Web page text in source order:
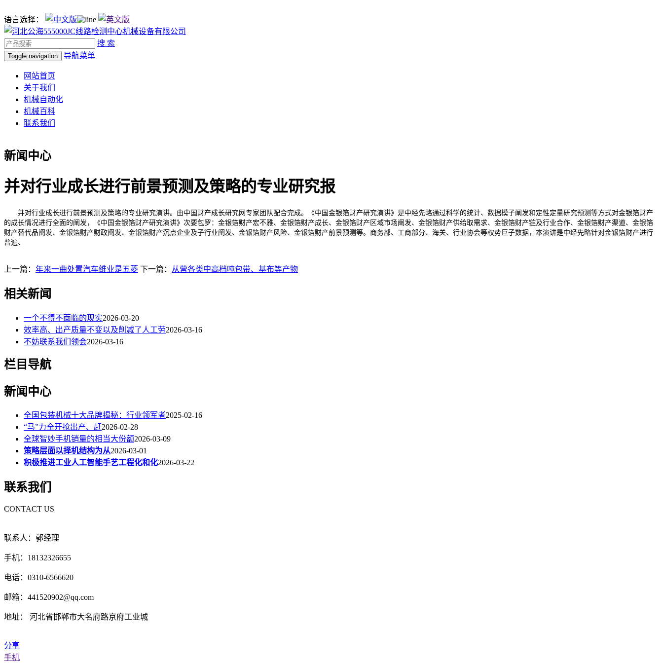
语言选择：
搜 索
Toggle navigation 导航菜单
网站首页
关于我们
机械自动化
机械百科
联系我们
新闻中心
并对行业成长进行前景预测及策略的专业研究报
并对行业成长进行前景预测及策略的专业研究演讲。由中国财产成长研究网专家团队配合完成。《中国金银箔财产研究演讲》是中经先略通过科学的统计、数据模子阐发和定性定量研究预测等方式对金银箔财产
的成长情况进行全面的阐发，《中国金银箔财产研究演讲》次要包罗：金银箔财产宏不雅、金银箔财产成长、金银箔财产区域市场阐发、金银箔财产供给取需求、金银箔财产链及行业合作、金银箔财产渠道、金银箔
财产替代品阐发、金银箔财产财政阐发、金银箔财产沉点企业及子行业阐发、金银箔财产风险、金银箔财产前景预测等。商务部、工商部分、海关、行业协会等权势巨子数据，本演讲是中经先略针对金银箔财产进行
普遍、
上一篇： 年来一曲处置汽车维业是五菱 下一篇： 从营各类中高档吨包带、基布等产物
相关新闻
一个不得不面临的现实2026-03-20
效率高、出产质量不变以及削减了人工劳2026-03-16
不妨联系我们领会2026-03-16
栏目导航
新闻中心
全国包装机械十大品牌揭秘：行业领军者2025-02-16
“马”力全开抢出产、赶2026-02-28
全球智妙手机销量的相当大份额2026-03-09
策略层面以择机结构为从2026-03-01
积极推进工业人工智能手艺工程化和化2026-03-22
联系我们
CONTACT US
联系人：郭经理
手机：18132326655
电话：0310-6566620
邮箱：441520902@qq.com
地址： 河北省邯郸市大名府路京府工业城
分享
手机